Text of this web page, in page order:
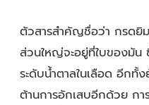
ตัวสารสำคัญชื่อว่า กรดยิ
ส่วนใหญ่จะอยู่ที่ใบของมั
ระดับน้ำตาลในเลือด อีกทั้
ต้านการอักเสบอีกด้วย กา